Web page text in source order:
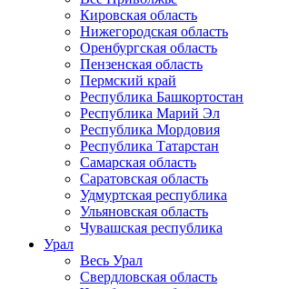
Кировская область
Нижегородская область
Оренбургская область
Пензенская область
Пермский край
Республика Башкортостан
Республика Марий Эл
Республика Мордовия
Республика Татарстан
Самарская область
Саратовская область
Удмуртская республика
Ульяновская область
Чувашская республика
Урал
Весь Урал
Свердловская область